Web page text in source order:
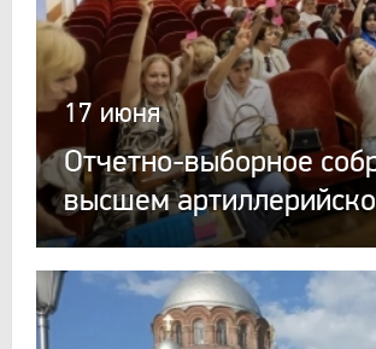
17 июня
Отчетно-выборное
высшем